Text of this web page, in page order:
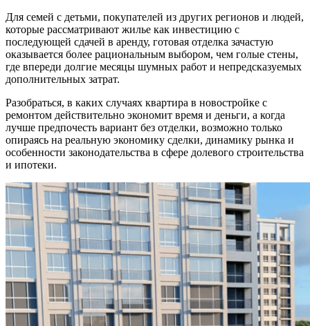
Для семей с детьми, покупателей из других регионов и людей,
которые рассматривают жилье как инвестицию с
последующей сдачей в аренду, готовая отделка зачастую
оказывается более рациональным выбором, чем голые стены,
где впереди долгие месяцы шумных работ и непредсказуемых
дополнительных затрат.
Разобраться, в каких случаях квартира в новостройке с
ремонтом действительно экономит время и деньги, а когда
лучше предпочесть вариант без отделки, возможно только
опираясь на реальную экономику сделки, динамику рынка и
особенности законодательства в сфере долевого строительства
и ипотеки.